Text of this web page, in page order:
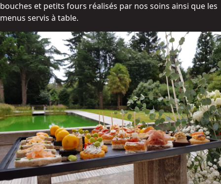
bouches et petits fours réalisés par nos soins ainsi que les
menus servis à table.